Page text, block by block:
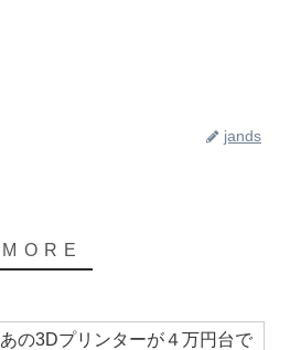
jands
あの3Dプリンターが４万円台で